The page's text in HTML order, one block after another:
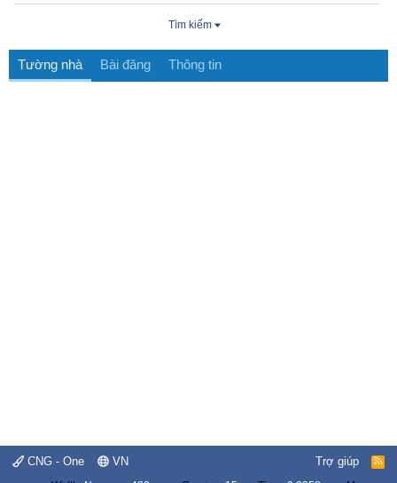
Tìm kiếm
Tường nhà Bài đăng Thông tin
CNG - One VN Trợ giúp
R